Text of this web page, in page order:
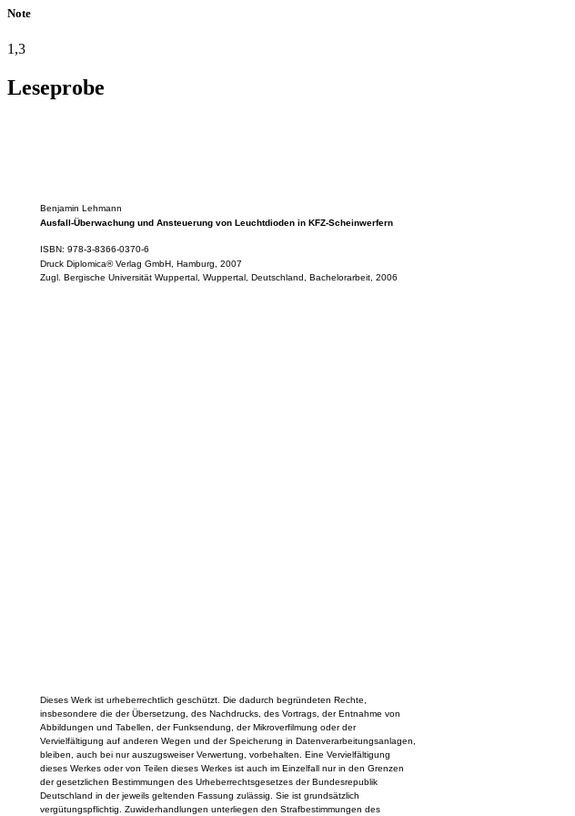
Note
1,3
Leseprobe
Benjamin Lehmann
Ausfall-Überwachung und Ansteuerung von Leuchtdioden in KFZ-Scheinwerfern
ISBN: 978-3-8366-0370-6
Druck Diplomica® Verlag GmbH, Hamburg, 2007
Zugl. Bergische Universität Wuppertal, Wuppertal, Deutschland, Bachelorarbeit, 2006
Dieses Werk ist urheberrechtlich geschützt. Die dadurch begründeten Rechte,
insbesondere die der Übersetzung, des Nachdrucks, des Vortrags, der Entnahme von
Abbildungen und Tabellen, der Funksendung, der Mikroverfilmung oder der
Vervielfältigung auf anderen Wegen und der Speicherung in Datenverarbeitungsanlagen,
bleiben, auch bei nur auszugsweiser Verwertung, vorbehalten. Eine Vervielfältigung
dieses Werkes oder von Teilen dieses Werkes ist auch im Einzelfall nur in den Grenzen
der gesetzlichen Bestimmungen des Urheberrechtsgesetzes der Bundesrepublik
Deutschland in der jeweils geltenden Fassung zulässig. Sie ist grundsätzlich
vergütungspflichtig. Zuwiderhandlungen unterliegen den Strafbestimmungen des